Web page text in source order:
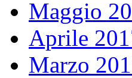
Maggio
Aprile
Marzo